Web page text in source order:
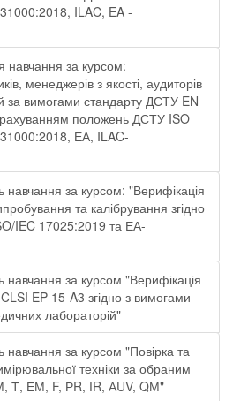
ILAC, EA -
навчання за курсом:
менеджерів з якості, аудиторів
за вимогами стандарту ДСТУ EN
положень ДСТУ ISO
ЕА, ILAC-
навчання за курсом: "Верифікація
та калібрування згідно
IEC 17025:2019 та ЕА-
навчання за курсом "Верифікація
EP 15-A3 згідно з вимогами
лабораторій"
навчання за курсом "Повірка та
техніки за обраним
Т, ЕМ, F, РR, ІR, АUV, QМ"